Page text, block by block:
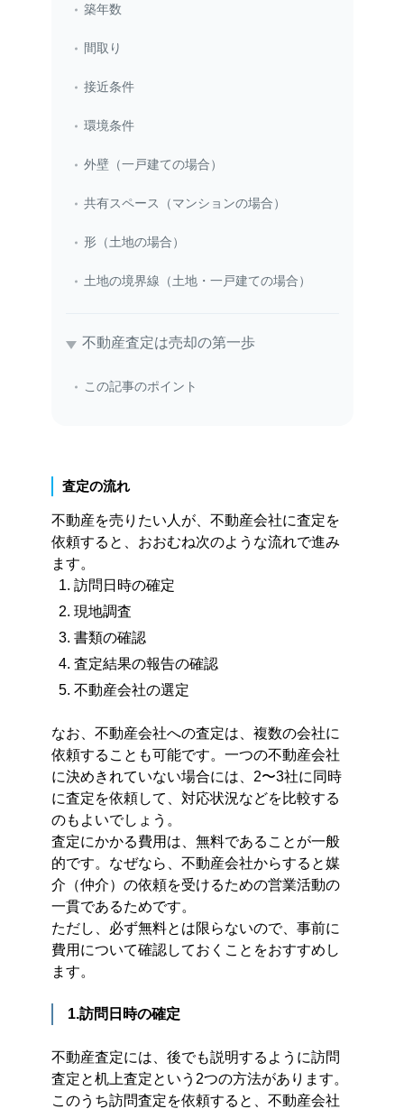
築年数
間取り
接近条件
環境条件
外壁（一戸建ての場合）
共有スペース（マンションの場合）
形（土地の場合）
土地の境界線（土地・一戸建ての場合）
不動産査定は売却の第一歩
この記事のポイント
査定の流れ
不動産を売りたい人が、不動産会社に査定を
依頼すると、おおむね次のような流れで進み
ます。
訪問日時の確定
現地調査
書類の確認
査定結果の報告の確認
不動産会社の選定
なお、不動産会社への査定は、複数の会社に
依頼することも可能です。一つの不動産会社
に決めきれていない場合には、2〜3社に同時
に査定を依頼して、対応状況などを比較する
のもよいでしょう。
査定にかかる費用は、無料であることが一般
的です。なぜなら、不動産会社からすると媒
介（仲介）の依頼を受けるための営業活動の
一貫であるためです。
ただし、必ず無料とは限らないので、事前に
費用について確認しておくことをおすすめし
ます。
1.訪問日時の確定
不動産査定には、後でも説明するように訪問
査定と机上査定という2つの方法があります。
このうち訪問査定を依頼すると、不動産会社